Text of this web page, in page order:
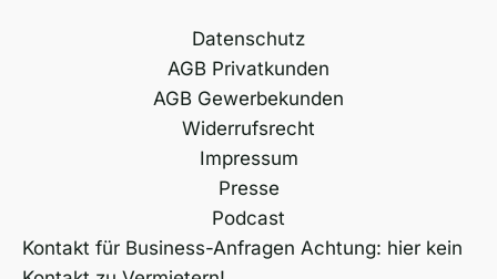
Datenschutz
AGB Privatkunden
AGB Gewerbekunden
Widerrufsrecht
Impressum
Presse
Podcast
Kontakt für Business-Anfragen Achtung: hier kein